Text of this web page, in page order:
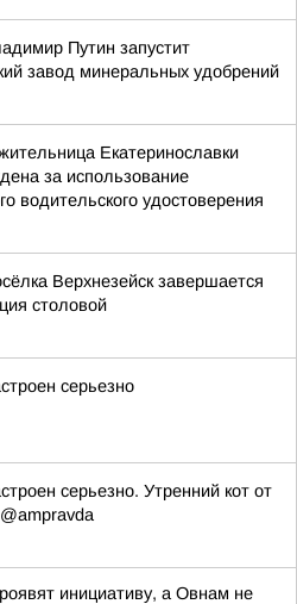
Путин запустит
завод минеральных удобрений
Екатеринославки
за использование
водительского удостоверения
Верхнезейск завершается
столовой
серьезно
серьезно. Утренний кот от
инициативу, а Овнам не